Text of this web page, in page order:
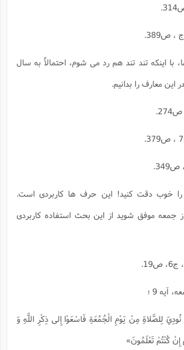
اینکه تند تند هم رد می شوم، احتمالاً به سال
معارف را بدانیم.
دقت کنید! این حرف ها کاربردی است.
جمعه موفق شوید از این بحث استفاده کاربردی
آیه 9 ؛
نُودِيَ لِلصَّلاةِ مِنْ يَوْمِ الْجُمُعَةِ فَاسْعَوْا إِلى ذِكْرِ اللَّهِ وَ
إِنْ كُنْتُمْ تَعْلَمُونَ»